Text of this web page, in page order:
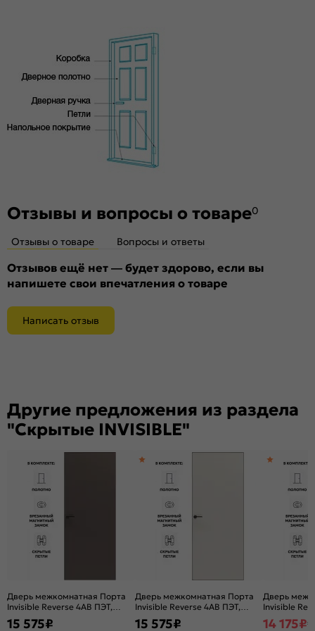
Без стекла
Декор
Особенности
Двери с алюминиевой кромкой укомплектованы
механизмом магнитной защелки для легкого и практически
бесшумного закрывания; выполнена фрезеровка под
Отзывы и вопросы о товаре0
Отзывы о товаре Вопросы и ответы
Отзывов ещё нет — будет здорово, если вы
напишете свои впечатления о товаре
Написать отзыв
Другие предложения из раздела
"Скрытые INVISIBLE"
Дверь межкомнатная Порта
Invisible Reverse 4AB ПЭТ,
правое открывание, Keramik
Brown, глухая, скрытая,
15 575₽
Дверь межкомнатная Порта
Invisible Reverse 4AB ПЭТ,
правое открывание, Keramik
Valse, глухая, скрытая, кромка
15 575₽
Дверь
Invisible
правое
Graphite,
14 175₽